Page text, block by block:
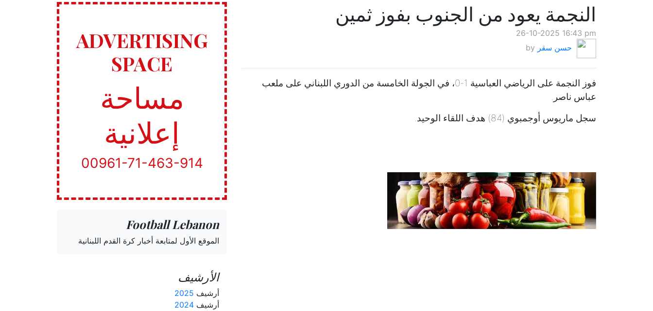
النجمة يعود من الجنوب بفوز ثمين
26-10-2025 16:43 pm
by حسن سقر
فوز النجمة على الرياضي العباسية 1-0، في الجولة الخامسة من الدوري اللبناني على ملعب
عباس ناصر.
سجل ماريوس أوجمبوي (84) هدف اللقاء الوحيد.
ADVERTISING
SPACE
مساحة
إعلانية
00961-71-463-914
Football Lebanon
الموقع الأول لمتابعة أخبار كرة القدم اللبنانية
الأرشيف
أرشيف 2025
أرشيف 2024